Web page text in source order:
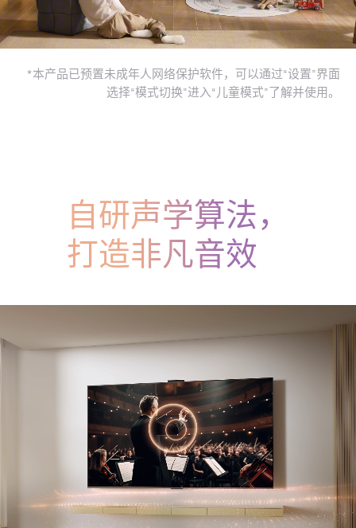
*本产品已预置未成年人网络保护软件，可以通过“设置”界面
选择“模式切换”进入“儿童模式”了解并使用。
自研声学算法，
打造非凡音效